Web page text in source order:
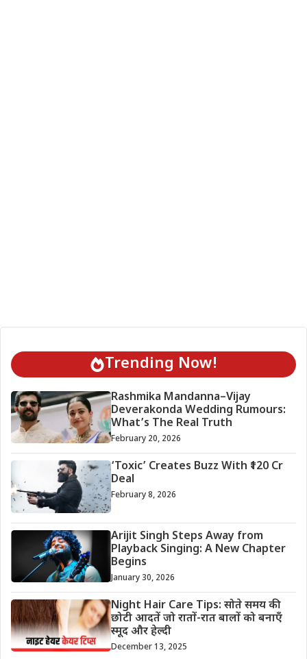
Trending Now!
Rashmika Mandanna–Vijay
Deverakonda Wedding Rumours:
What’s The Real Truth
February 20, 2026
‘Toxic’ Creates Buzz With ₹120 Cr
Deal
February 8, 2026
Arijit Singh Steps Away from
Playback Singing: A New Chapter
Begins
January 30, 2026
Night Hair Care Tips: सोते समय की
छोटी आदतें जो रातों-रात बालों को बनाएँ
स्मूद और हेल्दी
December 13, 2025